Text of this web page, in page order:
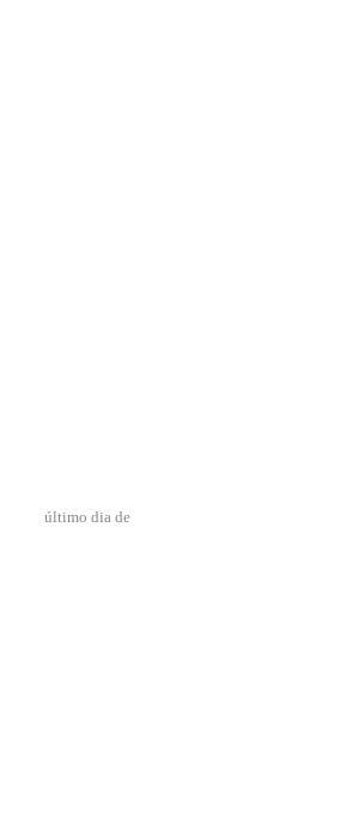
último dia de